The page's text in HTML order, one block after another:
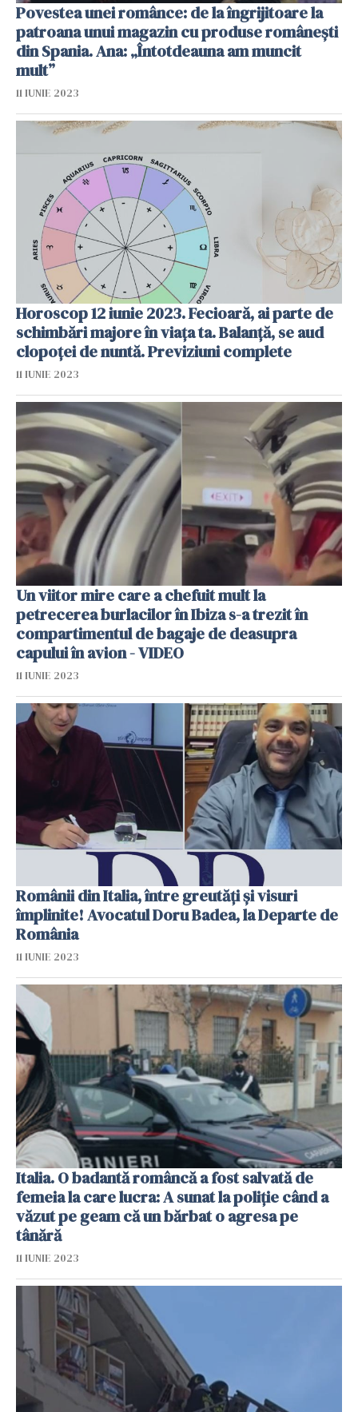
Povestea unei românce: de la îngrijitoare la
patroana unui magazin cu produse românești
din Spania. Ana: „Întotdeauna am muncit
mult”
11 IUNIE 2023
Horoscop 12 iunie 2023. Fecioară, ai parte de
schimbări majore în viața ta. Balanță, se aud
clopoței de nuntă. Previziuni complete
11 IUNIE 2023
Un viitor mire care a chefuit mult la
petrecerea burlacilor în Ibiza s-a trezit în
compartimentul de bagaje de deasupra
capului în avion - VIDEO
11 IUNIE 2023
Românii din Italia, între greutăți și visuri
împlinite! Avocatul Doru Badea, la Departe de
România
11 IUNIE 2023
Italia. O badantă româncă a fost salvată de
femeia la care lucra: A sunat la poliție când a
văzut pe geam că un bărbat o agresa pe
tânără
11 IUNIE 2023